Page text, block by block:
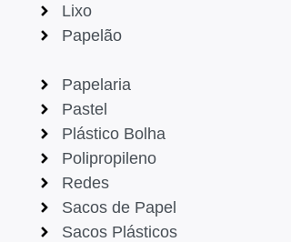
Lixo
Papelão
Papelaria
Pastel
Plástico Bolha
Polipropileno
Redes
Sacos de Papel
Sacos Plásticos